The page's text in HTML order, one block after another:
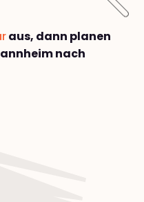
aus, dann planen
nach